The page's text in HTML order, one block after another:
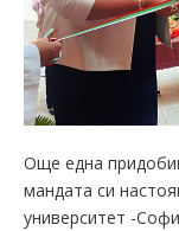
Още една
мандата си
университет -